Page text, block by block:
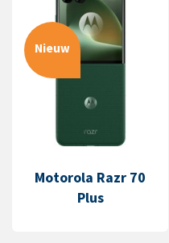
Nieuw
Motorola Razr 70
Plus